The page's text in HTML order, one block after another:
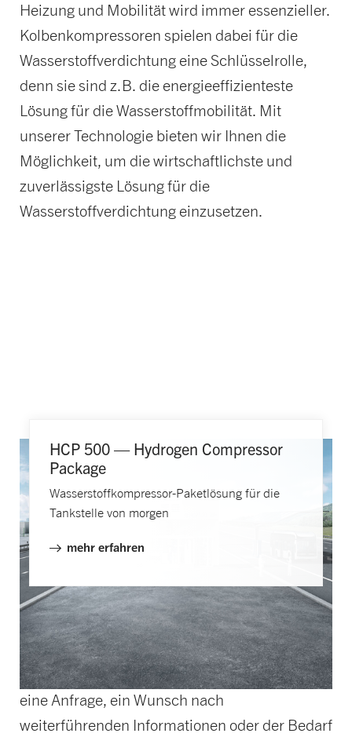
Heizung und Mobilität wird immer essenzieller.
Kolbenkompressoren spielen dabei für die
Wasserstoffverdichtung eine Schlüsselrolle,
denn sie sind z.B. die energieeffizienteste
Lösung für die Wasserstoffmobilität. Mit
unserer Technologie bieten wir Ihnen die
Möglichkeit, um die wirtschaftlichste und
zuverlässigste Lösung für die
Wasserstoffverdichtung einzusetzen.
HCP 500 — Hydrogen Compressor
Package
Wasserstoffkompressor-Paketlösung für die
Tankstelle von morgen
mehr erfahren
WIE KÖNNEN WIR SIE
UNTERSTÜTZEN?
Bitte teilen Sie uns Ihr Anliegen mit – sei es
eine Anfrage, ein Wunsch nach
weiterführenden Informationen oder der Bedarf